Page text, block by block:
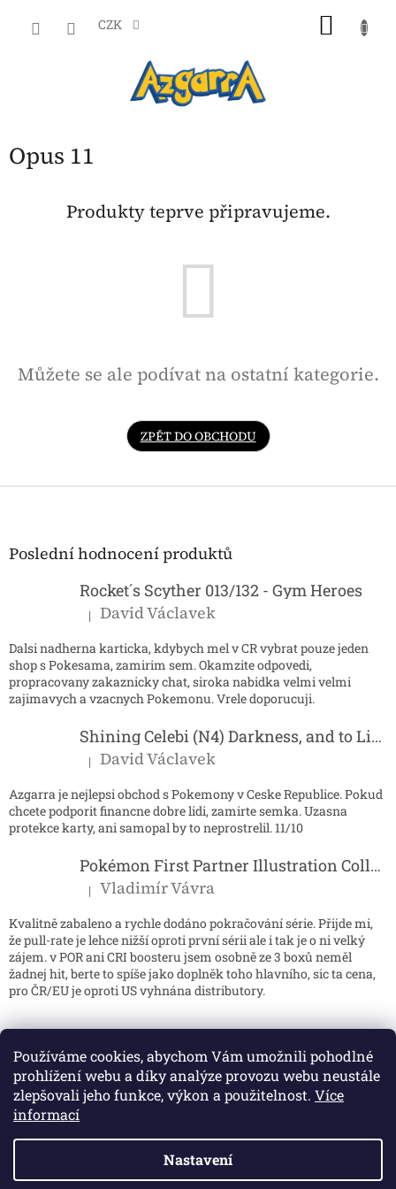
Používáme cookies, abychom Vám umožnili pohodlné
prohlížení webu a díky analýze provozu webu neustále
zlepšovali jeho funkce, výkon a použitelnost. Více
informací
Nastavení
CZK
Opus 11
Produkty teprve připravujeme.
Můžete se ale podívat na ostatní kategorie.
ZPĚT DO OBCHODU
Z
Poslední hodnocení produktů
Rocket´s Scyther 013/132 - Gym Heroes
Hodnocení produktu je 5 z 5 hvězdiček.
| David Václavek
Dalsi nadherna karticka, kdybych mel v CR vybrat pouze jeden
shop s Pokesama, zamirim sem. Okamzite odpovedi,
propracovany zakaznicky chat, siroka nabidka velmi velmi
zajimavych a vzacnych Pokemonu. Vrele doporucuji.
Shining Celebi (N4) Darkness, and to Light...
Hodnocení produktu je 5 z 5 hvězdiček.
| David Václavek
Azgarra je nejlepsi obchod s Pokemony v Ceske Republice. Pokud
chcete podporit financne dobre lidi, zamirte semka. Uzasna
protekce karty, ani samopal by to neprostrelil. 11/10
Pokémon First Partner Illustration Collection - Series 2
Hodnocení produktu je 5 z 5 hvězdiček.
| Vladimír Vávra
Kvalitně zabaleno a rychle dodáno pokračování série. Přijde mi,
že pull-rate je lehce nižší oproti první sérii ale i tak je o ni velký
zájem. v POR ani CRI boosteru jsem osobně ze 3 boxů neměl
žadnej hit, berte to spíše jako doplněk toho hlavního, sic ta cena,
pro ČR/EU je oproti US vyhnána distributory.
Vytvořil Shoptet